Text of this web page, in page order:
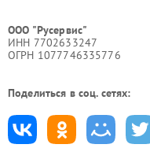
ООО "Русервис"
ИНН 7702633247
ОГРН 1077746335776
Поделиться в соц. сетях: